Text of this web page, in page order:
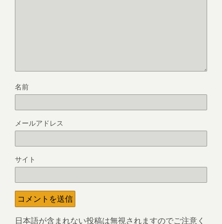
名前
メールアドレス
サイト
日本語が含まれない投稿は無視されますのでご注意く